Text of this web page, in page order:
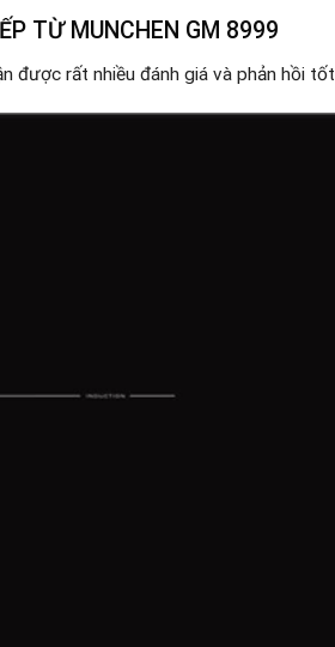
TỪ MUNCHEN GM 8999
được rất nhiều đánh giá và phản hồi